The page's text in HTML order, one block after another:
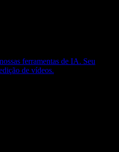
ferramentas de IA. Seu
de vídeos.